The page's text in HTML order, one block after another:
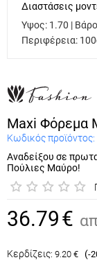
Διαστάσεις
Υψος: 1.70 |
Περιφέρεια:
Maxi Φόρεμα
Κωδικός προϊόντος:
Αναδείξου σε
Με Πούλιες Μαύρο!
36.79€
Κερδίζεις: 9.20 € (-